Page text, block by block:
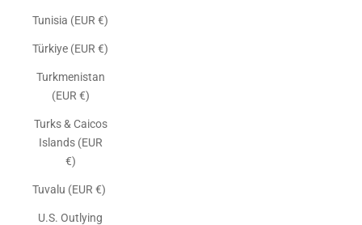
Tunisia (EUR €)
Türkiye (EUR €)
Turkmenistan
(EUR €)
Turks & Caicos
Islands (EUR
€)
Tuvalu (EUR €)
U.S. Outlying